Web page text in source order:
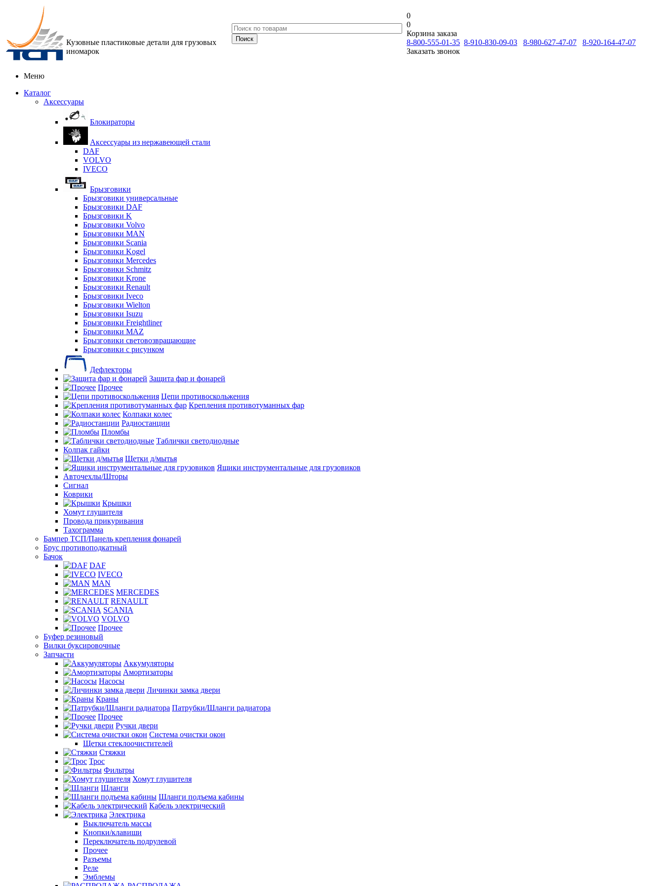
Кузовные пластиковые детали для грузовых
иномарок
0
0
Корзина заказа
8-800-555-01-35 8-910-830-09-03 8-980-627-47-07
8-920-164-47-07
Заказать звонок
Меню
Каталог
Аксессуары
Блокираторы
Аксессуары из нержавеющей стали
DAF
VOLVO
IVECO
Брызговики
Брызговики универсальные
Брызговики DAF
Брызговики K
Брызговики Volvo
Брызговики MAN
Брызговики Scania
Брызговики Kogel
Брызговики Mercedes
Брызговики Schmitz
Брызговики Krone
Брызговики Renault
Брызговики Iveco
Брызговики Wielton
Брызговики Isuzu
Брызговики Freightliner
Брызговики MAZ
Брызговики световозвращающие
Брызговики с рисунком
Дефлекторы
Защита фар и фонарей
Прочее
Цепи противоскольжения
Крепления противотуманных фар
Колпаки колес
Радиостанции
Пломбы
Таблички светодиодные
Колпак гайки
Щетки д/мытья
Ящики инструментальные для грузовиков
Авточехлы/Шторы
Сигнал
Коврики
Крышки
Хомут глушителя
Провода прикуривания
Тахограмма
Бампер ТСП/Панель крепления фонарей
Брус противоподкатный
Бачок
DAF
IVECO
MAN
MERCEDES
RENAULT
SCANIA
VOLVO
Прочее
Буфер резиновый
Вилки буксировочные
Запчасти
Аккумуляторы
Амортизаторы
Насосы
Личинки замка двери
Краны
Патрубки/Шланги радиатора
Прочее
Ручки двери
Система очистки окон
Щетки стеклоочистителей
Стяжки
Трос
Фильтры
Хомут глушителя
Шланги
Шланги подъема кабины
Кабель электрический
Электрика
Выключатель массы
Кнопки/клавиши
Переключатель подрулевой
Прочее
Разъемы
Реле
Эмблемы